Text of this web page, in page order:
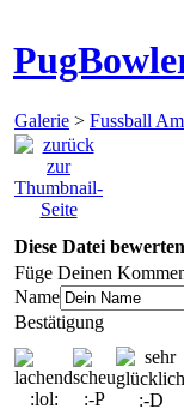
Galerie > Fussball
Diese Datei bewerten
Füge Deinen
Name
Bestätigung